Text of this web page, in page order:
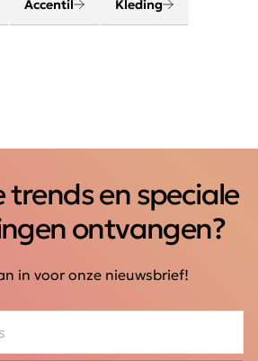
Accentil Kleding
trends en speciale
ontvangen?
in voor onze nieuwsbrief!